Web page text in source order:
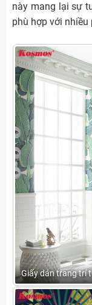
này mang lại sự
phù hợp với
Giấy dán trang trí